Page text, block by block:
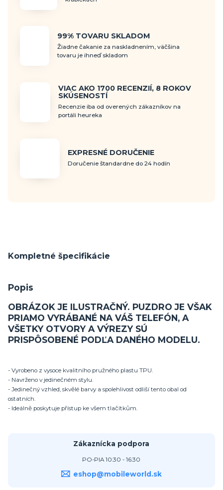
99% TOVARU SKLADOM
Žiadne čakanie za naskladnením, väčšina
tovaru je ihneď skladom
VIAC AKO 1700 RECENZIÍ, 8 ROKOV
SKÚSENOSTÍ
Recenzie iba od overených zákazníkov na
portáli heureka
EXPRESNÉ DORUČENIE
Doručenie štandardne do 24 hodín
Kompletné špecifikácie
Popis
OBRÁZOK JE ILUSTRAČNÝ. PUZDRO JE VŠAK
PRIAMO VYRÁBANÉ NA VÁŠ TELEFÓN, A
VŠETKY OTVORY A VÝREZY SÚ
PRISPÔSOBENÉ PODĽA DANÉHO MODELU.
- Vyrobeno z vysoce kvalitního pružného plastu TPU.
- Navrženo v jedinečném stylu.
- Jedinečný vzhled, skvělé barvy a spolehlivost odliší tento obal od
ostatních.
- Ideálně poskytuje přístup ke všem tlačítkům.
Zákaznícka podpora
PO-PIA 10:30 - 16:30
eshop@mobileworld.sk